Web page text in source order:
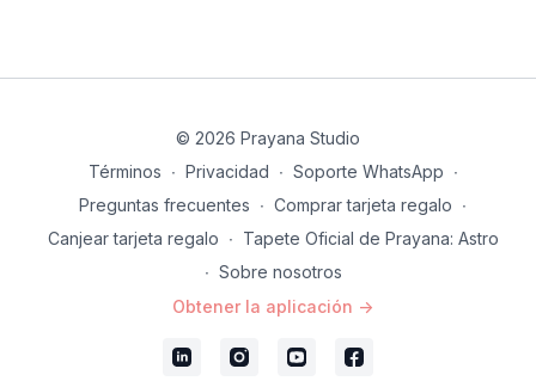
© 2026 Prayana Studio
Términos ∙ Privacidad ∙ Soporte WhatsApp ∙
Preguntas frecuentes ∙ Comprar tarjeta regalo ∙
Canjear tarjeta regalo ∙ Tapete Oficial de Prayana: Astro
∙ Sobre nosotros
Obtener la aplicación ->